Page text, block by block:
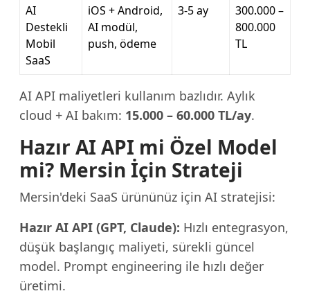
AI
Destekli
Mobil
SaaS
iOS + Android,
AI modül,
push, ödeme
3-5 ay
300.000 –
800.000
TL
AI API maliyetleri kullanım bazlıdır. Aylık
cloud + AI bakım: 15.000 – 60.000 TL/ay.
Hazır AI API mi Özel Model
mi? Mersin İçin Strateji
Mersin'deki SaaS ürününüz için AI stratejisi:
Hazır AI API (GPT, Claude): Hızlı entegrasyon,
düşük başlangıç maliyeti, sürekli güncel
model. Prompt engineering ile hızlı değer
üretimi.